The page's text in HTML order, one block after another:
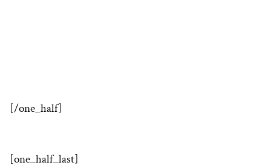
[/one_half]
[one_half_last]